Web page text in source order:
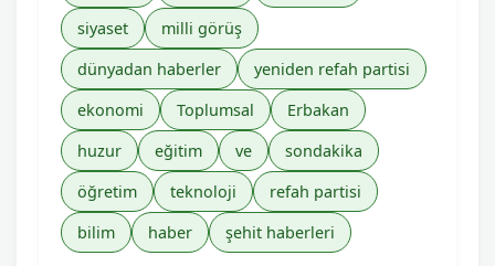
siyaset
milli görüş
dünyadan haberler
yeniden refah partisi
ekonomi
Toplumsal
Erbakan
huzur
eğitim ve
sondakika
öğretim
teknoloji
refah partisi
bilim
haber şehit haberleri